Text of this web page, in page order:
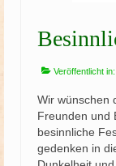
Veröffentlicht in:
Wir wünschen
Freunden und
besinnliche
gedenken in